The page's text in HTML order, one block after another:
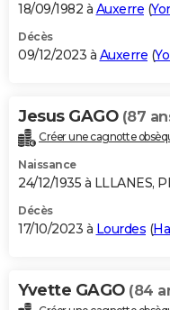
18/09/1982 à Auxerre (
Décès
09/12/2023 à Auxerre (
Jesus GAGO (87
Créer une cagnotte
Naissance
24/12/1935 à LLLANES,
Décès
17/10/2023 à Lourdes (
Yvette GAGO (84